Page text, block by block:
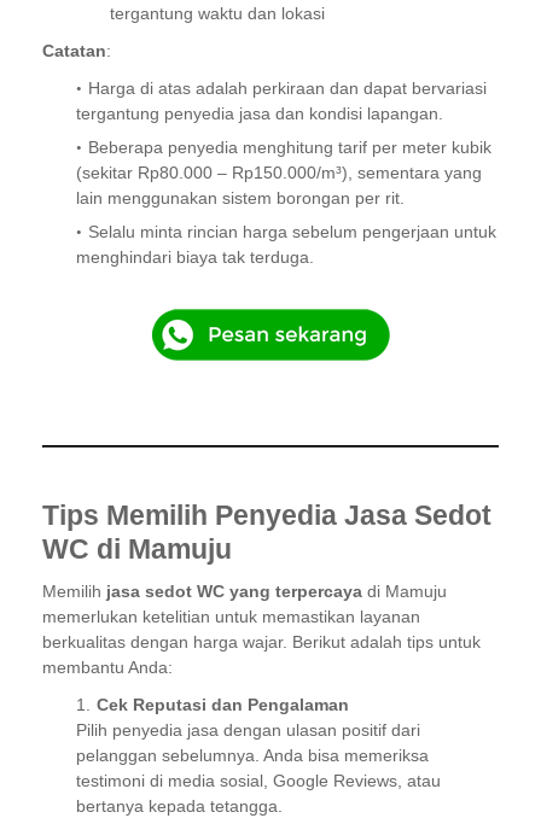
tergantung waktu dan lokasi
Catatan:
Harga di atas adalah perkiraan dan dapat bervariasi
tergantung penyedia jasa dan kondisi lapangan.
Beberapa penyedia menghitung tarif per meter kubik
(sekitar Rp80.000 – Rp150.000/m³), sementara yang
lain menggunakan sistem borongan per rit.
Selalu minta rincian harga sebelum pengerjaan untuk
menghindari biaya tak terduga.
Tips Memilih Penyedia Jasa Sedot
WC di Mamuju
Memilih jasa sedot WC yang terpercaya di Mamuju
memerlukan ketelitian untuk memastikan layanan
berkualitas dengan harga wajar. Berikut adalah tips untuk
membantu Anda:
Cek Reputasi dan Pengalaman
Pilih penyedia jasa dengan ulasan positif dari
pelanggan sebelumnya. Anda bisa memeriksa
testimoni di media sosial, Google Reviews, atau
bertanya kepada tetangga.